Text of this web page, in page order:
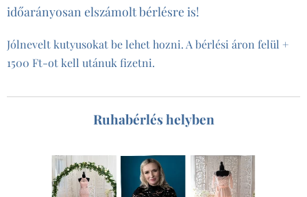
időarányosan elszámolt bérlésre is!
Jólnevelt kutyusokat be lehet hozni. A bérlési áron felül +
1500 Ft-ot kell utánuk fizetni.
Ruhabérlés helyben